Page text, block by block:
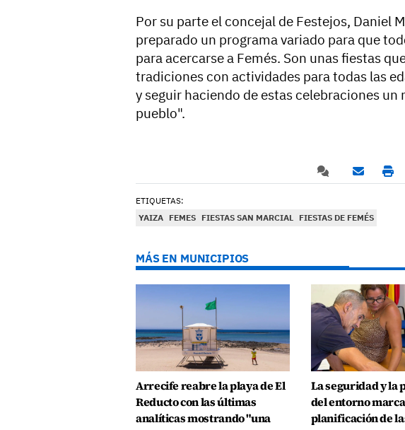
Por su parte el concejal de Festejos, Daniel
preparado un programa variado para que
para acercarse a Femés. Son unas fiestas
tradiciones con actividades para todas las
y seguir haciendo de estas celebraciones
pueblo".
ETIQUETAS:
YAIZA FEMES FIESTAS SAN MARCIAL FIESTAS DE FEMÉS
MÁS EN MUNICIPIOS
Arrecife reabre la playa de El
Reducto con las últimas
analíticas mostrando "una
La seguridad y la
del entorno
planificación de